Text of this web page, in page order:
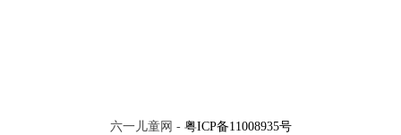
六一儿童网 - 粤ICP备11008935号